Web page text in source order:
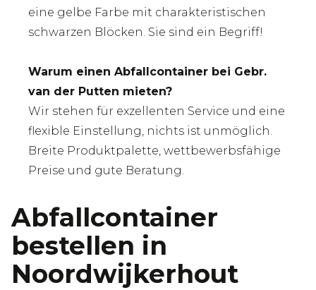
eine gelbe Farbe mit charakteristischen
schwarzen Blöcken. Sie sind ein Begriff!
Warum einen Abfallcontainer bei Gebr.
van der Putten mieten?
Wir stehen für exzellenten Service und eine
flexible Einstellung, nichts ist unmöglich.
Breite Produktpalette, wettbewerbsfähige
Preise und gute Beratung.
Abfallcontainer
bestellen in
Noordwijkerhout